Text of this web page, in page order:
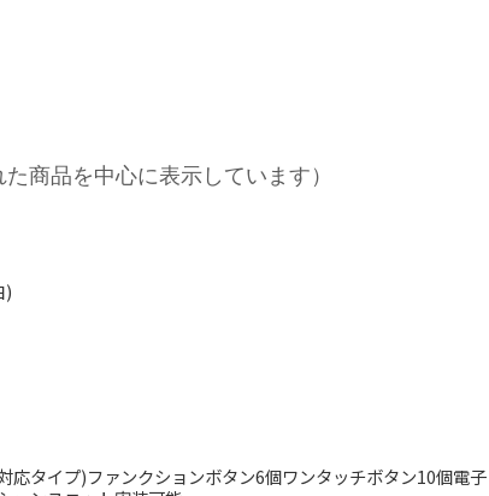
た商品を中心に表示しています）
)
応タイプ)ファンクションボタン6個ワンタッチボタン10個電子